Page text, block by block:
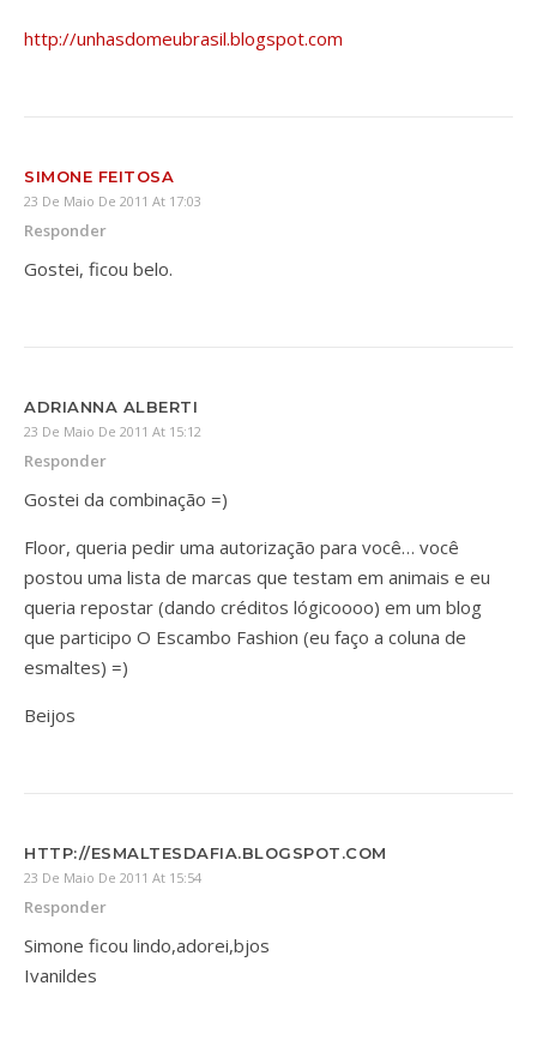
http://unhasdomeubrasil.blogspot.com
SIMONE FEITOSA
23 De Maio De 2011 At 17:03
Responder
Gostei, ficou belo.
ADRIANNA ALBERTI
23 De Maio De 2011 At 15:12
Responder
Gostei da combinação =)
Floor, queria pedir uma autorização para você… você
postou uma lista de marcas que testam em animais e eu
queria repostar (dando créditos lógicoooo) em um blog
que participo O Escambo Fashion (eu faço a coluna de
esmaltes) =)
Beijos
HTTP://ESMALTESDAFIA.BLOGSPOT.COM
23 De Maio De 2011 At 15:54
Responder
Simone ficou lindo,adorei,bjos
Ivanildes